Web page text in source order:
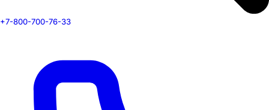
+7-800-700-76-33